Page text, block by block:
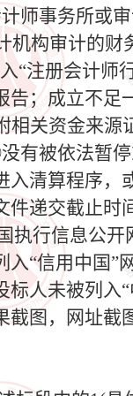
师事务所或
机构审计的
“注册会计师
告；成立不
相关资金来
有被依法暂
清算程序
递交截止时
国执行信息公
“信用中国”
人未被列入
截图，网址